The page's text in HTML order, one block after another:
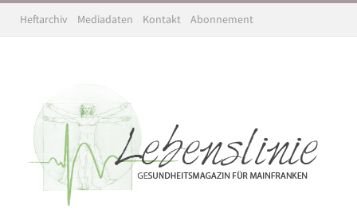
Heftarchiv Mediadaten Kontakt Abonnement